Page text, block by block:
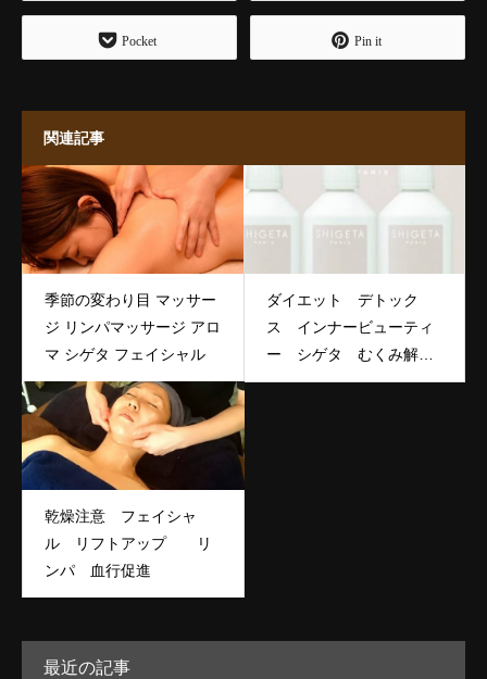
Pocket Pin it
関連記事
季節の変わり目 マッサー
ジ リンパマッサージ アロ
マ シゲタ フェイシャル
ダイエット デトック
ス インナービューティ
ー シゲタ むくみ解
消 健康美人
乾燥注意 フェイシャ
ル リフトアップ リ
ンパ 血行促進
最近の記事